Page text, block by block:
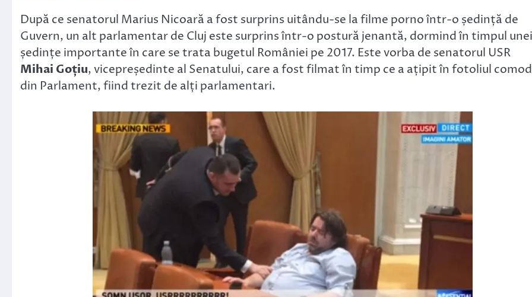
După ce senatorul Marius Nicoară a fost surprins uitându-se la filme porno într-o ședință de
Guvern, un alt parlamentar de Cluj este surprins într-o postură jenantă, dormind în timpul unei
ședințe importante în care se trata bugetul României pe 2017. Este vorba de senatorul USR
Mihai Goțiu, vicepreședinte al Senatului, care a fost filmat în timp ce a ațipit în fotoliul comod
din Parlament, fiind trezit de alți parlamentari.